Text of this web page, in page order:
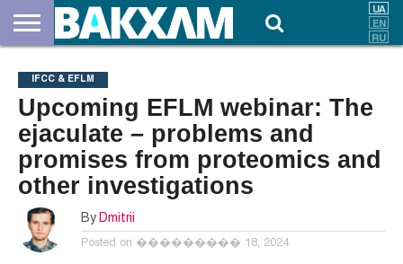
НАС
ВНЕСКИ
ДОКУМЕНТИ
НОВИНИ
КОНТАКТИ
IFCC & EFLM
Upcoming EFLM webinar: The
ejaculate – problems and
promises from proteomics and
other investigations
By Dmitrii
Posted on ��������� 18, 2024